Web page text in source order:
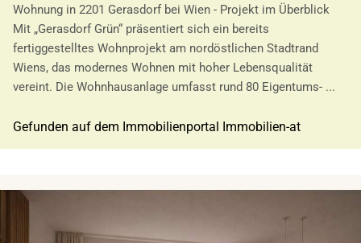
Wohnung in 2201 Gerasdorf bei Wien - Projekt im Überblick
Mit „Gerasdorf Grün“ präsentiert sich ein bereits
fertiggestelltes Wohnprojekt am nordöstlichen Stadtrand
Wiens, das modernes Wohnen mit hoher Lebensqualität
vereint. Die Wohnhausanlage umfasst rund 80 Eigentums- ...
Gefunden auf dem Immobilienportal Immobilien-at